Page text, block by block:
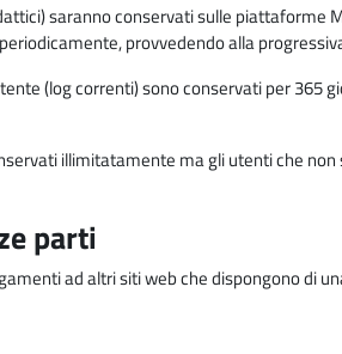
saranno conservati sulle piattaforme
provvedendo alla
(log correnti) sono conservati per
illimitatamente ma gli utenti che
parti
ad altri siti web che dispongono di